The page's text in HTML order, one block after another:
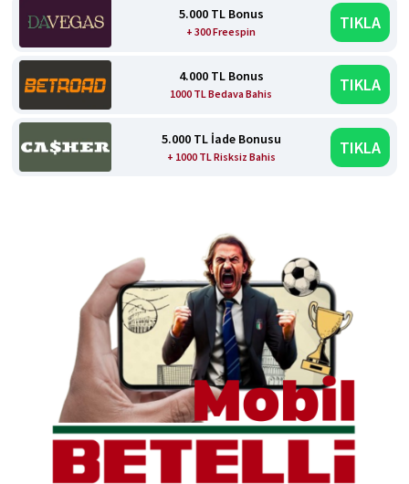
5.000 TL Bonus
+ 300 Freespin TIKLA
4.000 TL Bonus
1000 TL Bedava Bahis TIKLA
5.000 TL İade Bonusu
+ 1000 TL Risksiz Bahis TIKLA